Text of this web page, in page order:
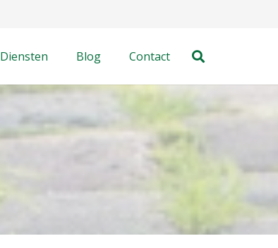
Diensten Blog Contact